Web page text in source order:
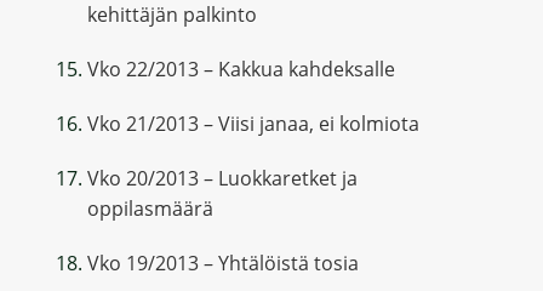
kehittäjän palkinto
Vko 22/2013 – Kakkua kahdeksalle
Vko 21/2013 – Viisi janaa, ei kolmiota
Vko 20/2013 – Luokkaretket ja
oppilasmäärä
Vko 19/2013 – Yhtälöistä tosia